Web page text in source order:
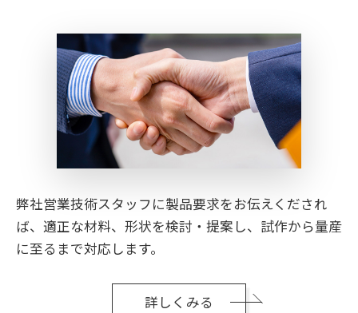
弊社営業技術スタッフに製品要求をお伝えくだされ
ば、適正な材料、形状を検討・提案し、試作から量産
に至るまで対応します。
詳しくみる